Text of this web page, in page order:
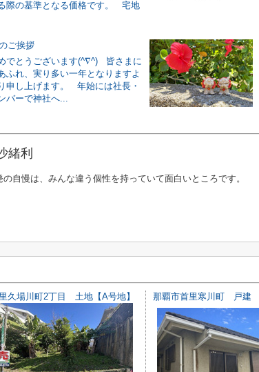
際の基準となる価格です。 宅地
ご挨拶
でとうございます(^∇^) 皆さまに
ふれ、実り多い一年となりますよ
申し上げます。 年始には社長・
バーで神社へ...
緒利
の自慢は、みんな違う個性を持っていて面白いところです。
久場川町2丁目 土地【A号地】 那覇市首里寒川町 戸建